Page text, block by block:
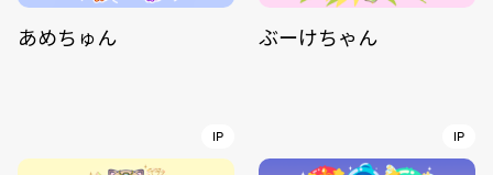
あめちゅん ぶーけちゃん
IP IP